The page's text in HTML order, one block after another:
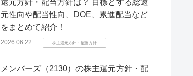
元性向や配当性向、DOE、累進配当など
をまとめて紹介！
2026.06.22 株主還元方針・配当方針
メンバーズ（2130）の株主還元方針・配